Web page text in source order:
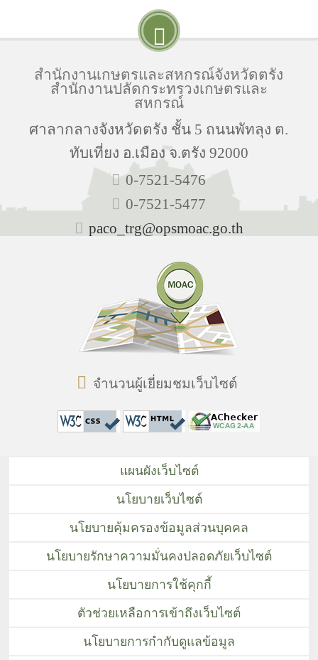
สำนักงานเกษตรและสหกรณ์จังหวัดตรัง
สำนักงานปลัดกระทรวงเกษตรและ
สหกรณ์
ศาลากลางจังหวัดตรัง ชั้น 5 ถนนพัทลุง ต.
ทับเที่ยง อ.เมือง จ.ตรัง 92000
0-7521-5476
0-7521-5477
paco_trg@opsmoac.go.th
จำนวนผู้เยี่ยมชมเว็บไซต์
แผนผังเว็บไซต์
นโยบายเว็บไซต์
นโยบายคุ้มครองข้อมูลส่วนบุคคล
นโยบายรักษาความมั่นคงปลอดภัยเว็บไซต์
นโยบายการใช้คุกกี้
ตัวช่วยเหลือการเข้าถึงเว็บไซต์
นโยบายการกำกับดูแลข้อมูล